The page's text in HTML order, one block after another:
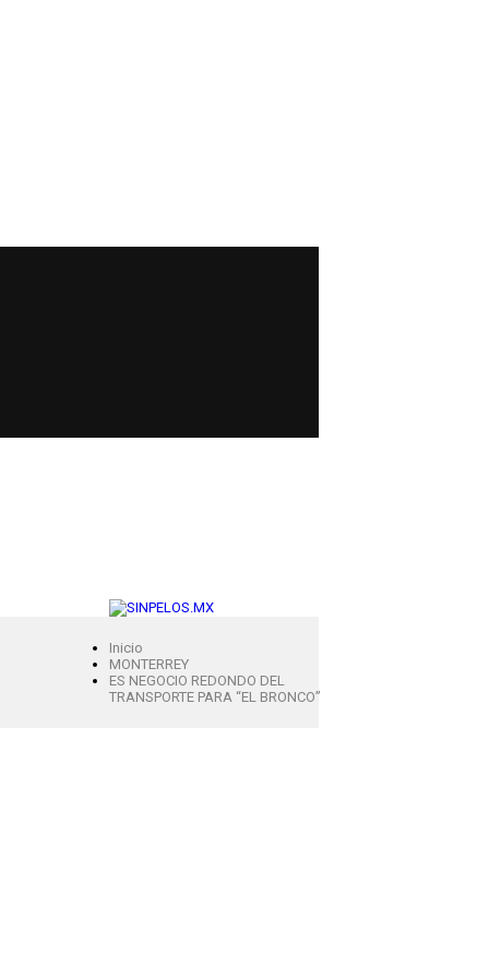
Inicio
MONTERREY
ES NEGOCIO REDONDO DEL
TRANSPORTE PARA “EL BRONCO”